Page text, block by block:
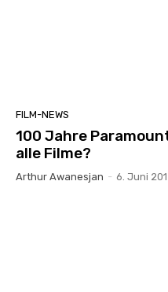
FILM-NEWS
100 Jahre
alle Filme?
Arthur Awanesjan - 6. Juni